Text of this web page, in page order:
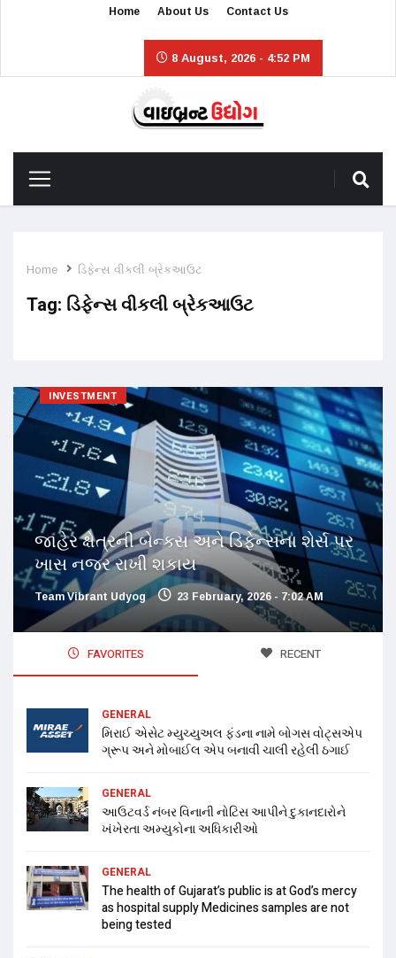
Home About Us Contact Us
8 August, 2026 - 4:52 PM
Home ડિફેન્સ વીકલી બ્રેકઆઉટ
Tag: ડિફેન્સ વીકલી બ્રેકઆઉટ
INVESTMENT
જાહેર ક્ષેત્રની બેન્ક્સ અને ડિફેન્સના શેર્સ પર
ખાસ નજર રાખી શકાય
Team Vibrant Udyog 23 February, 2026 - 7:02 AM
FAVORITES RECENT
GENERAL
મિરાઈ એસેટ મ્યુચ્યુઅલ ફંડના નામે બોગસ વોટ્સએપ
ગ્રૂપ અને મોબાઈલ એપ બનાવી ચાલી રહેલી ઠગાઈ
GENERAL
આઉટવર્ડ નંબર વિનાની નોટિસ આપીને દુકાનદારોને
ખંખેરતા અમ્યુકોના અધિકારીઓ
GENERAL
The health of Gujarat’s public is at God’s mercy
as hospital supply Medicines samples are not
being tested